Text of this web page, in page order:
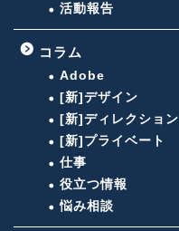
活動報告
コラム
Adobe
[新]デザイン
[新]ディレクション
[新]プライベート
仕事
役立つ情報
悩み相談